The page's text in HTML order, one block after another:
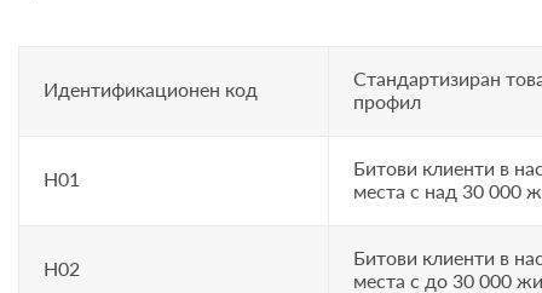
Идентификационен код
Стандартизиран
профил
H01
Битови клиенти в
места с над 30 000
H02
Битови клиенти в
места с до 30 000